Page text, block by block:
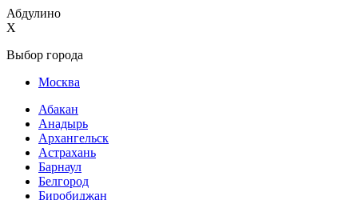
Абдулино
X
Выбор города
Москва
Абакан
Анадырь
Архангельск
Астрахань
Барнаул
Белгород
Биробиджан